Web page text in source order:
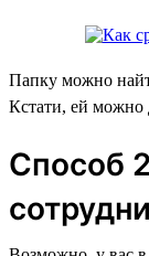
Папку можно
Кстати, ей можно
Способ